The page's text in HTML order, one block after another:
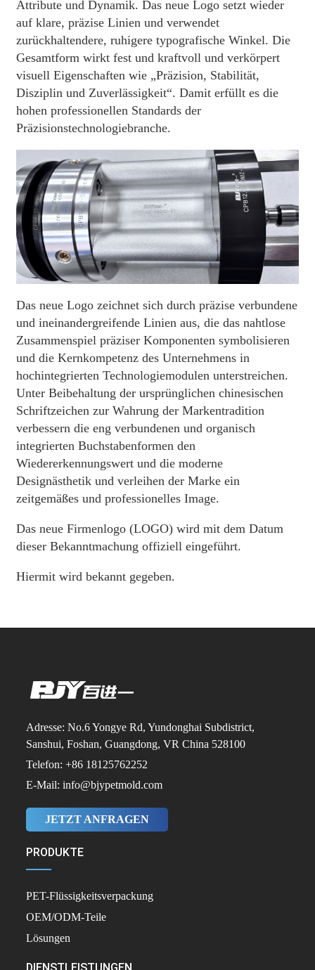
Attribute und Dynamik. Das neue Logo setzt wieder
auf klare, präzise Linien und verwendet
zurückhaltendere, ruhigere typografische Winkel. Die
Gesamtform wirkt fest und kraftvoll und verkörpert
visuell Eigenschaften wie „Präzision, Stabilität,
Disziplin und Zuverlässigkeit“. Damit erfüllt es die
hohen professionellen Standards der
Präzisionstechnologiebranche.
Das neue Logo zeichnet sich durch präzise verbundene
und ineinandergreifende Linien aus, die das nahtlose
Zusammenspiel präziser Komponenten symbolisieren
und die Kernkompetenz des Unternehmens in
hochintegrierten Technologiemodulen unterstreichen.
Unter Beibehaltung der ursprünglichen chinesischen
Schriftzeichen zur Wahrung der Markentradition
verbessern die eng verbundenen und organisch
integrierten Buchstabenformen den
Wiedererkennungswert und die moderne
Designästhetik und verleihen der Marke ein
zeitgemäßes und professionelles Image.
Das neue Firmenlogo (LOGO) wird mit dem Datum
dieser Bekanntmachung offiziell eingeführt.
Hiermit wird bekannt gegeben.
Adresse: No.6 Yongye Rd, Yundonghai Subdistrict,
Sanshui, Foshan, Guangdong, VR China 528100
Telefon: +86 18125762252
E-Mail: info@bjypetmold.com
JETZT ANFRAGEN
PRODUKTE
PET-Flüssigkeitsverpackung
OEM/ODM-Teile
Lösungen